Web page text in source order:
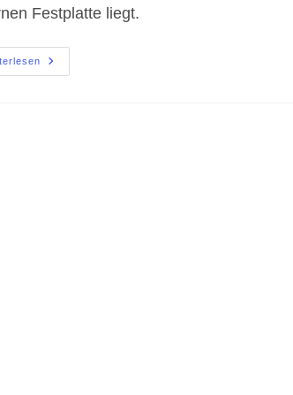
Festplatte liegt.
Mac
VirtualBox